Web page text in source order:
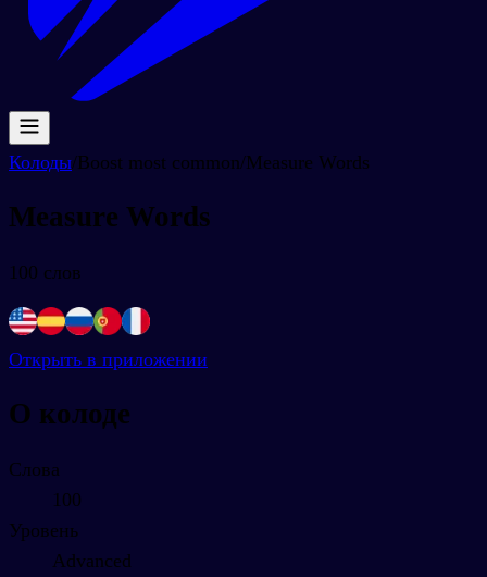
Колоды/Boost most common/Measure Words
Measure Words
100 слов
Открыть в приложении
О колоде
Слова
100
Уровень
Advanced